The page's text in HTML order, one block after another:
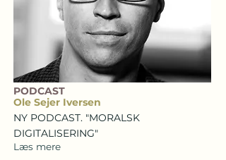
PODCAST
Ole Sejer Iversen
NY PODCAST. "MORALSK
DIGITALISERING"
Læs mere